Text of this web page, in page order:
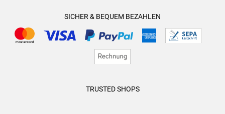
SICHER & BEQUEM BEZAHLEN
TRUSTED SHOPS